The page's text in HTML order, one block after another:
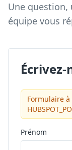
Une question,
équipe vous
Écrivez-
Formulaire
Prénom